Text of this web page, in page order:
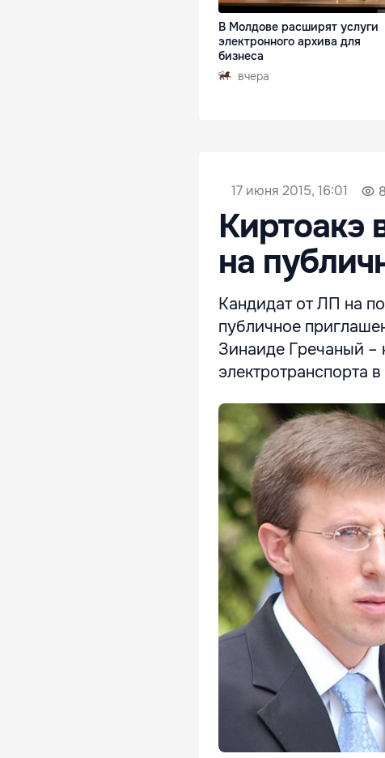
В Молдове расширят услуги
электронного архива для
бизнеса
вчера
17 июня 2015, 16:01
Киртоакэ
на
Кандидат от ЛП на
публичное
Зинаиде Гречаный –
электротранспорта